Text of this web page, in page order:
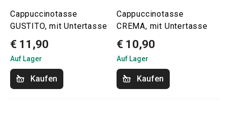
Cappuccinotasse
GUSTITO, mit Untertasse
€ 11,90
Auf Lager
Kaufen
Cappuccinotasse
CREMA, mit Untertasse
€ 10,90
Auf Lager
Kaufen